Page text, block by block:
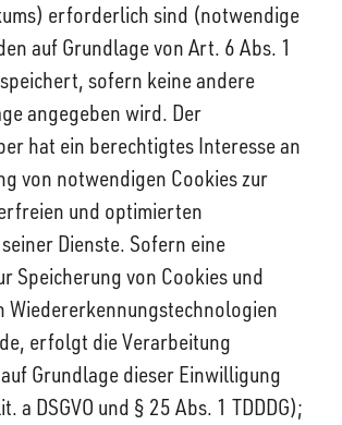
erforderlich sind (notwendige
auf Grundlage von Art. 6 Abs. 1
sofern keine andere
angegeben wird. Der
hat ein berechtigtes Interesse an
von notwendigen Cookies zur
und optimierten
Dienste. Sofern eine
Speicherung von Cookies und
Wiedererkennungstechnologien
erfolgt die Verarbeitung
Grundlage dieser Einwilligung
a DSGVO und § 25 Abs. 1 TDDDG);